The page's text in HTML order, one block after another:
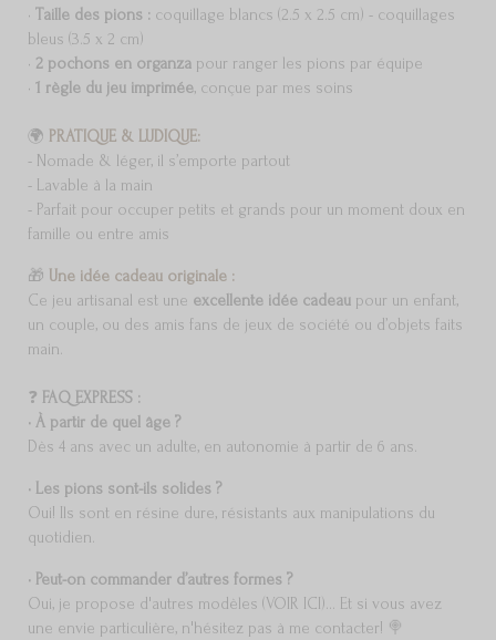
• Taille des pions : coquillage blancs (2.5 x 2.5 cm) - coquillages
bleus (3.5 x 2 cm)
• 2 pochons en organza pour ranger les pions par équipe
• 1 règle du jeu imprimée, conçue par mes soins
🌍 PRATIQUE & LUDIQUE:
- Nomade & léger, il s’emporte partout
- Lavable à la main
- Parfait pour occuper petits et grands pour un moment doux en
famille ou entre amis
🎁 Une idée cadeau originale :
Ce jeu artisanal est une excellente idée cadeau pour un enfant,
un couple, ou des amis fans de jeux de société ou d’objets faits
main.
❓ FAQ EXPRESS :
• À partir de quel âge ?
Dès 4 ans avec un adulte, en autonomie à partir de 6 ans.
• Les pions sont-ils solides ?
Oui! Ils sont en résine dure, résistants aux manipulations du
quotidien.
• Peut-on commander d’autres formes ?
Oui, je propose d'autres modèles (VOIR ICI )... Et si vous avez
une envie particulière, n'hésitez pas à me contacter! 🍭